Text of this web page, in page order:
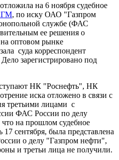
отложила на 6 ноября судебное
, по иску ОАО "Газпром
службе (ФАС
ее решения о
оптовом рынке
суда корреспондент
зарегистрировано под
НК "Роснефть", НК
иска отложено в связи с
третьими лицами с
ФАС России по делу
на прошлом судебное
17 сентября, была представлена
о делу "Газпром нефти",
и третьи лица не получили.